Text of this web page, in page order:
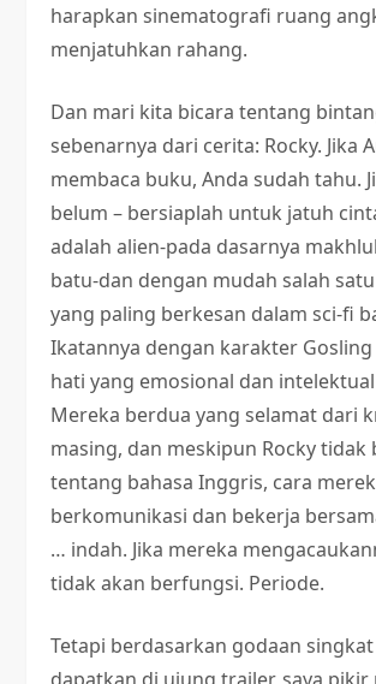
harapkan sinematografi ruang
menjatuhkan rahang.
Dan mari kita bicara tentang
sebenarnya dari cerita: Rocky. Jika
membaca buku, Anda sudah tahu.
belum – bersiaplah untuk jatuh
adalah alien-pada dasarnya
batu-dan dengan mudah salah
yang paling berkesan dalam sci-fi
Ikatannya dengan karakter
hati yang emosional dan
Mereka berdua yang selamat dari
masing, dan meskipun Rocky tidak
tentang bahasa Inggris, cara
berkomunikasi dan bekerja
… indah. Jika mereka
tidak akan berfungsi. Periode.
Tetapi berdasarkan godaan